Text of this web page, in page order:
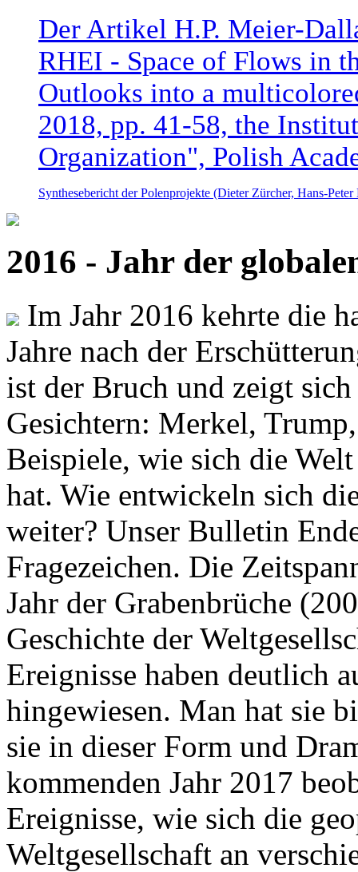
Der Artikel H.P. Meier-
RHEI - Space of Flows in
Outlooks into a
2018, pp. 41-58, the
Organization", Polish
Synthesebericht der Polenprojekte (Dieter Zürcher, Hans-
2016 - Jahr der
Im Jahr 2016 kehrte die
Jahre nach der
ist der Bruch und zeigt
Gesichtern: Merkel,
Beispiele, wie sich die
hat. Wie entwickeln sich
weiter? Unser Bulletin
Fragezeichen. Die
Jahr der Grabenbrüche
Geschichte der
Ereignisse haben deutlich
hingewiesen. Man hat sie
sie in dieser Form und
kommenden Jahr 2017
Ereignisse, wie sich die
Weltgesellschaft an